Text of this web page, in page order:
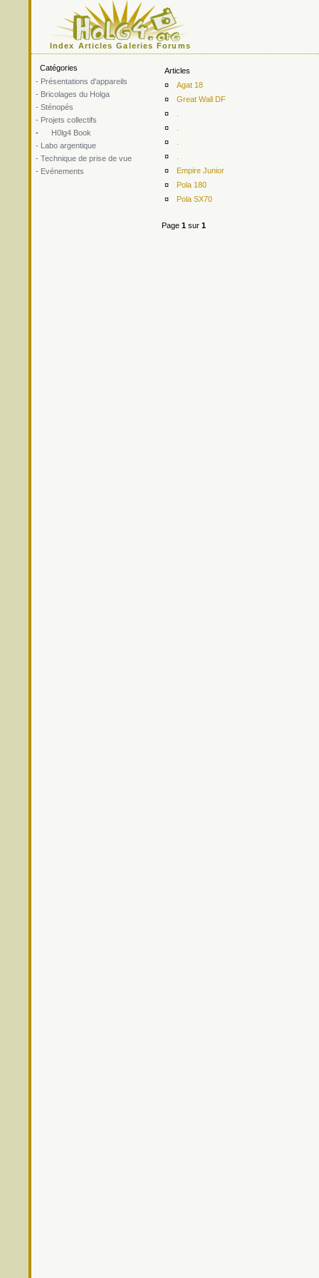
Index Articles Galeries Forums
Catégories
- Présentations d'appareils
- Bricolages du Holga
- Sténopés
- Projets collectifs
-
H0lg4 Book
- Labo argentique
- Technique de prise de vue
- Evénements
Articles
¤
Agat 18
¤
Great Wall DF
¤
¤
¤
¤
¤
Empire Junior
¤
Pola 180
¤
Pola SX70
Page 1 sur 1